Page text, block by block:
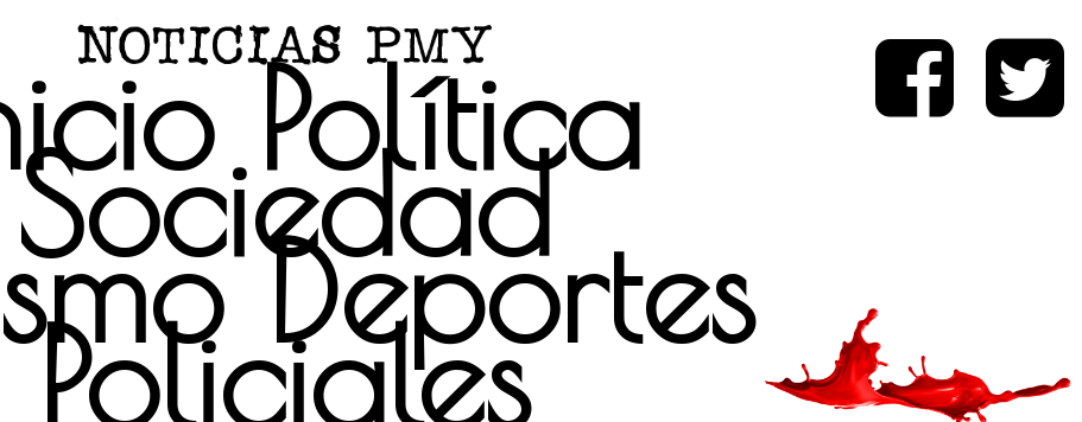
Política
Sociedad
Deportes
Policiales